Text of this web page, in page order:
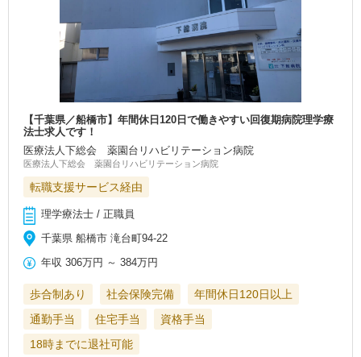
【千葉県／船橋市】年間休日120日で働きやすい回復期病院理学療
法士求人です！
医療法人下総会 薬園台リハビリテーション病院
医療法人下総会 薬園台リハビリテーション病院
転職支援サービス経由
理学療法士 / 正職員
千葉県 船橋市 滝台町94-22
年収 306万円 ～384万円
歩合制あり 社会保険完備
年間休日120日以上
通勤手当
住宅手当
資格手当
18時までに退社可能